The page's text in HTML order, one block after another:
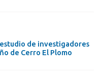
de investigadores
de Cerro El Plomo